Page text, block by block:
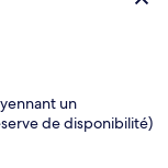
un
de disponibilité)